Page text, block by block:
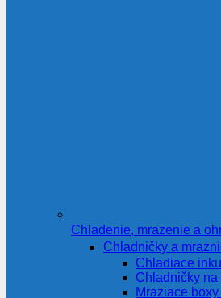
Chladenie, mrazenie a
Chladničky a
Chladiace
Chladničky
Mraziace boxy